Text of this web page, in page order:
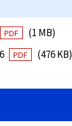
PDF
(1 MB)
PDF (476 KB)